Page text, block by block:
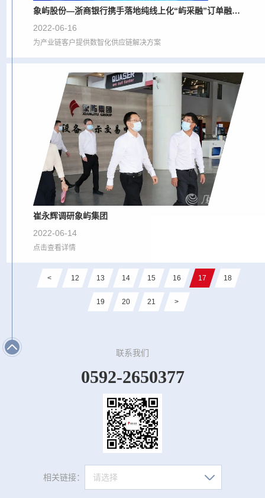
象屿股份—浙商银行携手落地纯线上化“屿采融”订单融资新模式
2022-06-16
为产业链客户提供数智化供应链解决方案
崔永辉调研象屿集团
2022-06-14
点击查看详情
< 12 13 14 15 16 17 18
19 20 21 >
联系我们
0592-2650377
相关链接： 请选择